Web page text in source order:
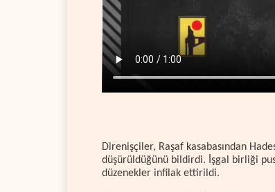
Direnişçiler, Raşaf kasabasından
düşürüldüğünü bildirdi. İşgal birliği
düzenekler infilak ettirildi.